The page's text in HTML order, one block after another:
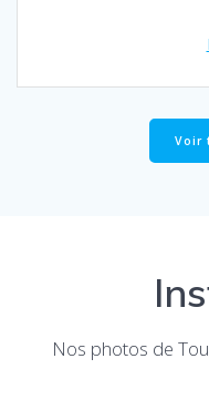
Voir
Nos photos de